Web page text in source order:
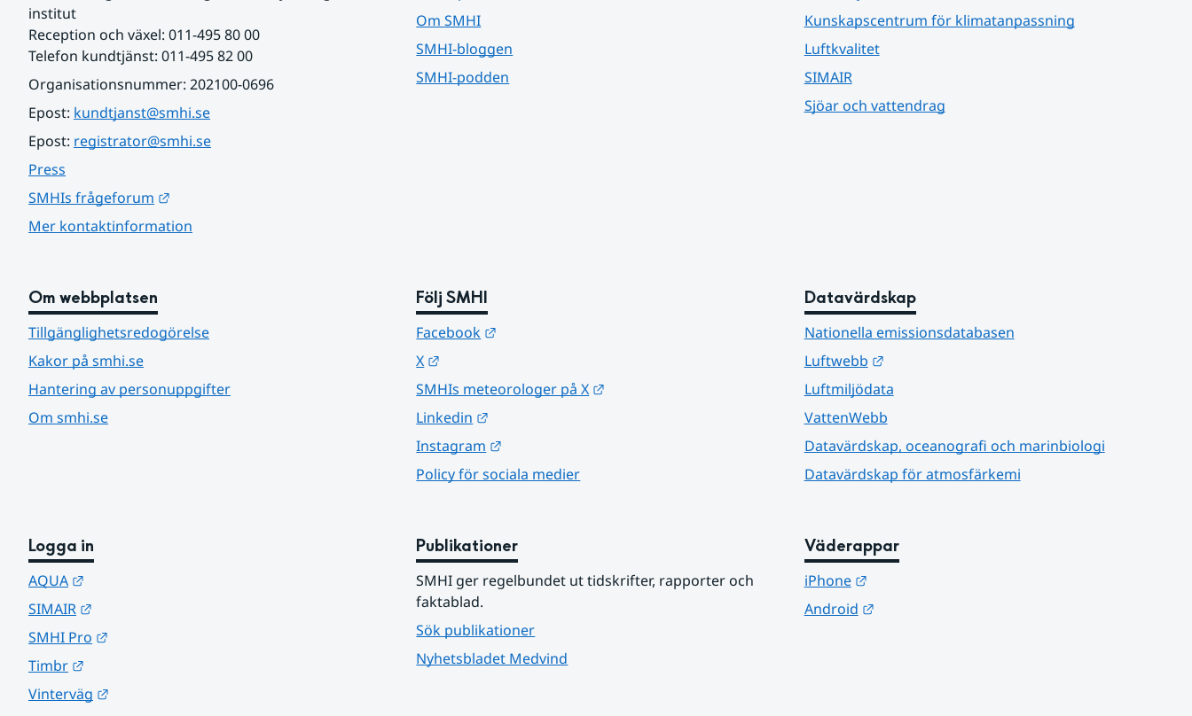
institut
Reception och växel: 011-495 80 00
Telefon kundtjänst: 011-495 82 00
Organisationsnummer: 202100-0696
Epost: kundtjanst@smhi.se
Epost: registrator@smhi.se
Press
SMHIs frågeforum
Mer kontaktinformation
Om SMHI
SMHI-bloggen
SMHI-podden
Kunskapscentrum för klimatanpassning
Luftkvalitet
SIMAIR
Sjöar och vattendrag
Om webbplatsen
Tillgänglighetsredogörelse
Kakor på smhi.se
Hantering av personuppgifter
Om smhi.se
Följ SMHI
Facebook
X
SMHIs meteorologer på X
Linkedin
Instagram
Policy för sociala medier
Datavärdskap
Nationella emissionsdatabasen
Luftwebb
Länk till annan webbplats.
Luftmiljödata
VattenWebb
Datavärdskap, oceanografi och marinbiologi
Datavärdskap för atmosfärkemi
Logga in
AQUA
SIMAIR
SMHI Pro
Timbr
Vinterväg
Publikationer
SMHI ger regelbundet ut tidskrifter, rapporter och
faktablad.
Sök publikationer
Nyhetsbladet Medvind
Väderappar
iPhone
Länk till annan webbplats.
Android
Länk till annan webbplats.